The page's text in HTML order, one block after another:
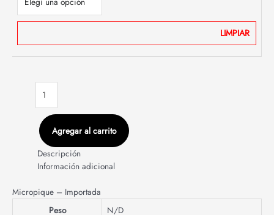
LIMPIAR
Agregar al carrito
Descripción
Información adicional
Micropique – Importada
Peso
N/D